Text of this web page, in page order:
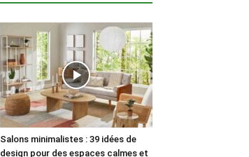
Salons minimalistes : 39 idées de
design pour des espaces calmes et